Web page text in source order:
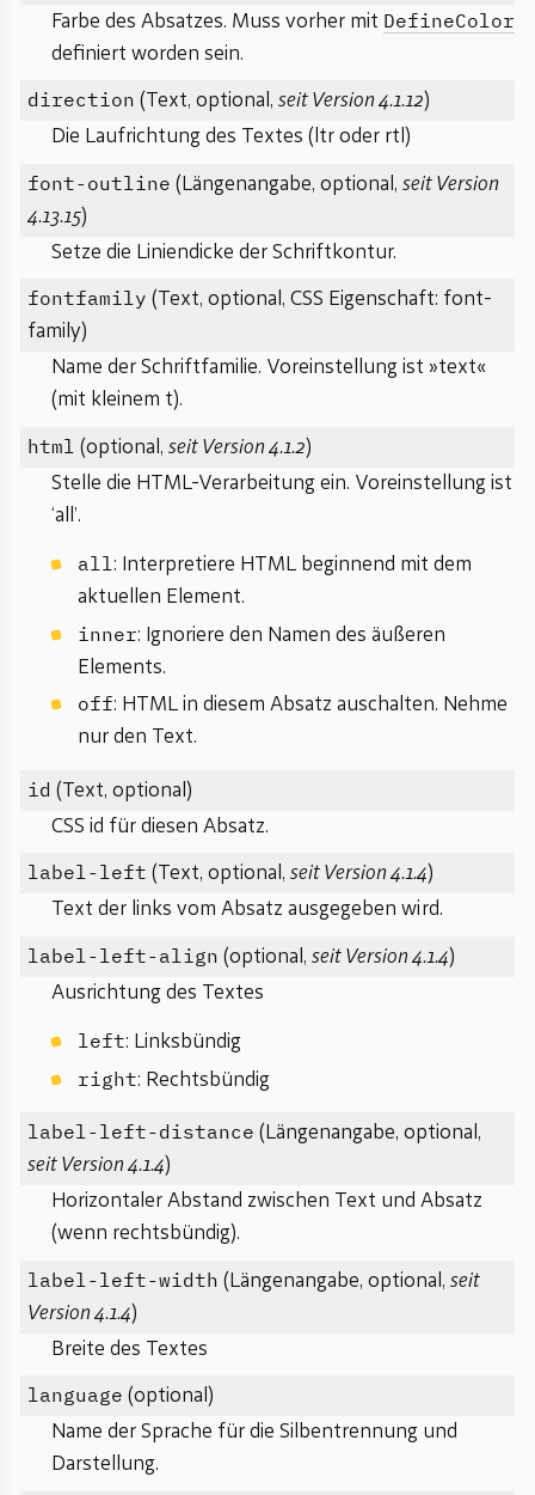
Farbe des Absatzes. Muss vorher mit DefineColor
definiert worden sein.
direction (Text, optional, seit Version 4.1.12)
Die Laufrichtung des Textes (ltr oder rtl)
font-outline (Längenangabe, optional, seit Version
4.13.15)
Setze die Liniendicke der Schriftkontur.
fontfamily (Text, optional, CSS Eigenschaft: font-
family)
Name der Schriftfamilie. Voreinstellung ist »text«
(mit kleinem t).
html (optional, seit Version 4.1.2)
Stelle die HTML-Verarbeitung ein. Voreinstellung ist
‘all’.
all : Interpretiere HTML beginnend mit dem
aktuellen Element.
inner: Ignoriere den Namen des äußeren
Elements.
off: HTML in diesem Absatz auschalten. Nehme
nur den Text.
id (Text, optional)
CSS id für diesen Absatz.
label-left (Text, optional, seit Version 4.1.4)
Text der links vom Absatz ausgegeben wird.
label-left-align (optional, seit Version 4.1.4)
Ausrichtung des Textes
left: Linksbündig
right: Rechtsbündig
label-left-distance (Längenangabe, optional,
seit Version 4.1.4)
Horizontaler Abstand zwischen Text und Absatz
(wenn rechtsbündig).
label-left-width (Längenangabe, optional, seit
Version 4.1.4)
Breite des Textes
language (optional)
Name der Sprache für die Silbentrennung und
Darstellung.